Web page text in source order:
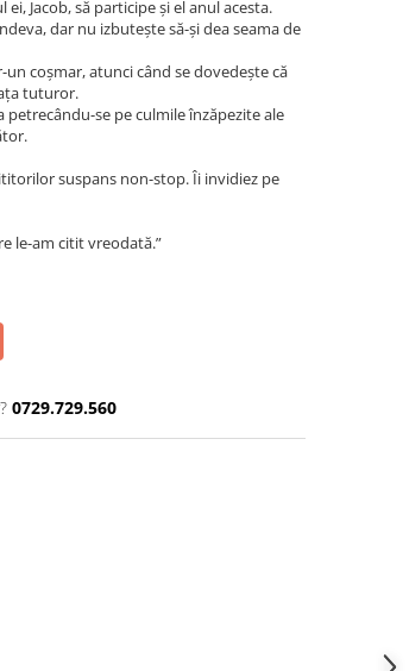
Jacob, să participe și el anul acesta.
dar nu izbutește să-și dea seama de
coșmar, atunci când se dovedește că
tuturor.
se pe culmile înzăpezite ale
suspans non-stop. Îi invidiez pe
le-am citit vreodată.”
0729.729.560